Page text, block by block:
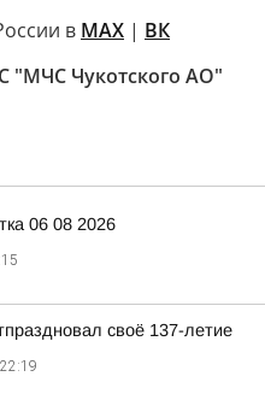
в MAX | ВК
"МЧС Чукотского АО"
06 08 2026
своё 137-летие